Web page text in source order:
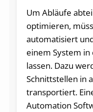
Um Abläufe
optimieren,
automatisiert
einem System
lassen. Dazu
Schnittstellen in
transportiert.
Automation